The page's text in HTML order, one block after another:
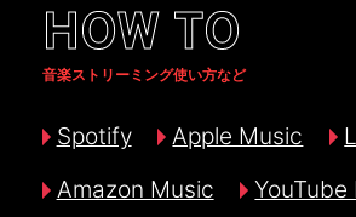
HOW TO
音楽ストリーミング使い方など
Spotify Apple Music
Amazon Music
YouTube